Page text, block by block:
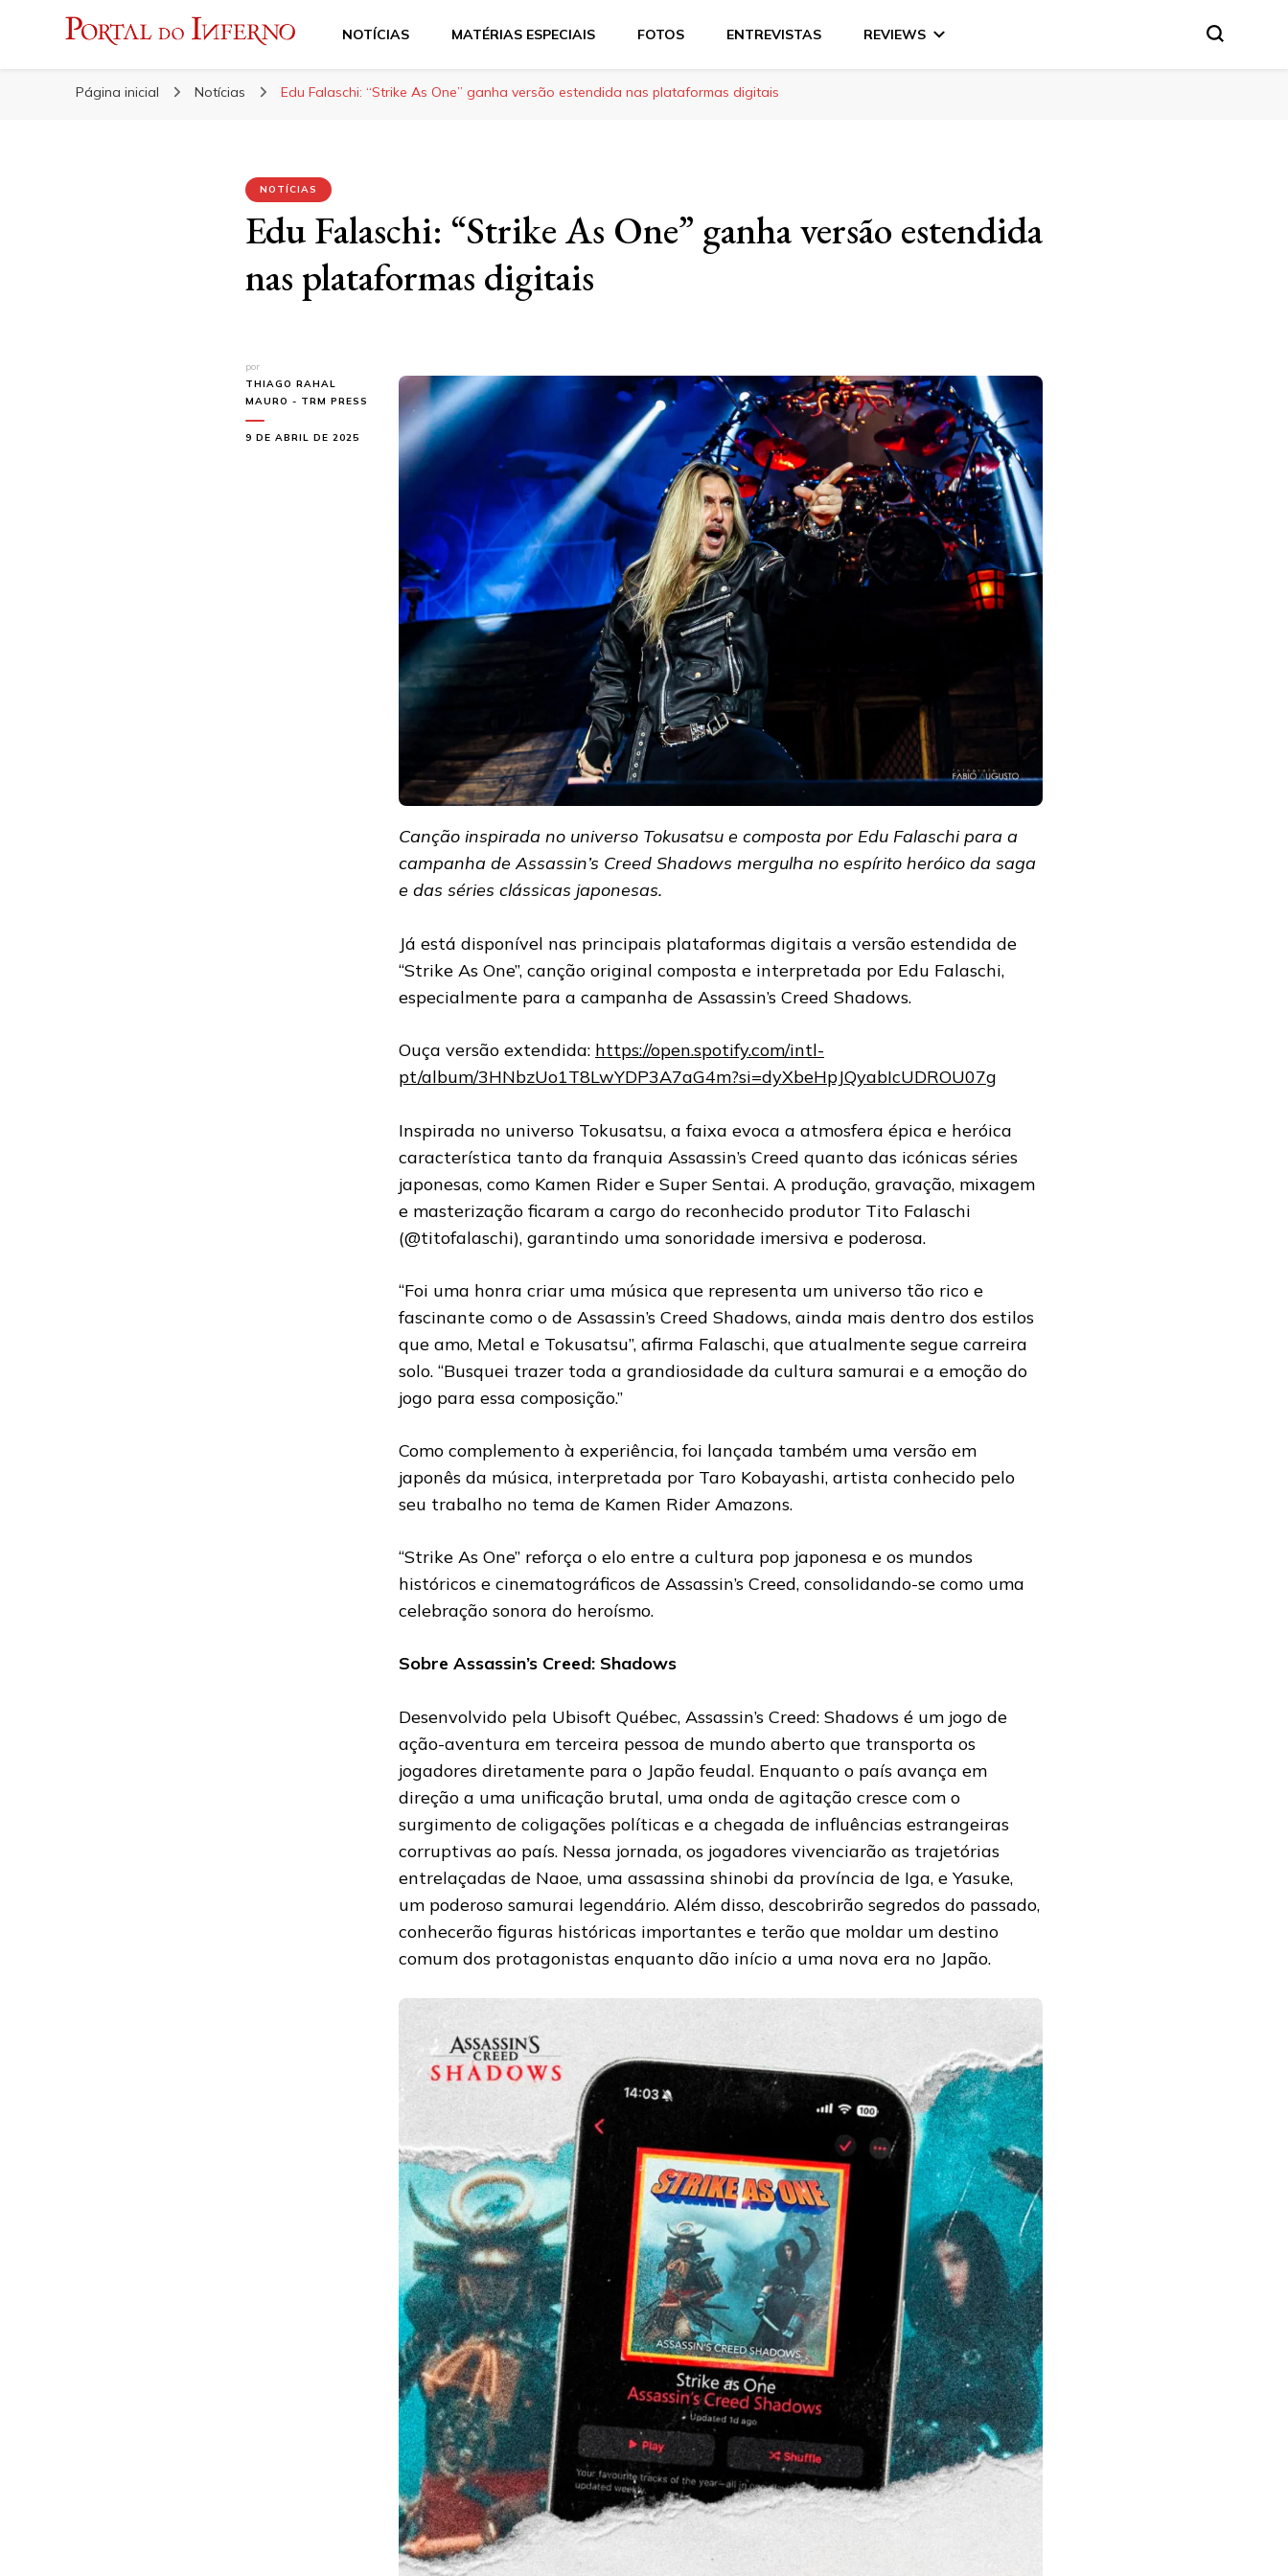
Portal do Inferno
NOTÍCIAS MATÉRIAS ESPECIAIS FOTOS ENTREVISTAS REVIEWS
Página inicial Notícias Edu Falaschi: “Strike As One” ganha versão estendida nas plataformas digitais
NOTÍCIAS
Edu Falaschi: “Strike As One” ganha versão estendida
nas plataformas digitais
por
THIAGO RAHAL
MAURO - TRM PRESS
9 DE ABRIL DE 2025
Canção inspirada no universo Tokusatsu e composta por Edu Falaschi para a
campanha de Assassin’s Creed Shadows mergulha no espírito heróico da saga
e das séries clássicas japonesas.
Já está disponível nas principais plataformas digitais a versão estendida de
“Strike As One”, canção original composta e interpretada por Edu Falaschi,
especialmente para a campanha de Assassin’s Creed Shadows.
Ouça versão extendida: https://open.spotify.com/intl-
pt/album/3HNbzUo1T8LwYDP3A7aG4m?si=dyXbeHpJQyabIcUDROU07g
Inspirada no universo Tokusatsu, a faixa evoca a atmosfera épica e heróica
característica tanto da franquia Assassin’s Creed quanto das icónicas séries
japonesas, como Kamen Rider e Super Sentai. A produção, gravação, mixagem
e masterização ficaram a cargo do reconhecido produtor Tito Falaschi
(@titofalaschi), garantindo uma sonoridade imersiva e poderosa.
“Foi uma honra criar uma música que representa um universo tão rico e
fascinante como o de Assassin’s Creed Shadows, ainda mais dentro dos estilos
que amo, Metal e Tokusatsu”, afirma Falaschi, que atualmente segue carreira
solo. “Busquei trazer toda a grandiosidade da cultura samurai e a emoção do
jogo para essa composição.”
Como complemento à experiência, foi lançada também uma versão em
japonês da música, interpretada por Taro Kobayashi, artista conhecido pelo
seu trabalho no tema de Kamen Rider Amazons.
“Strike As One” reforça o elo entre a cultura pop japonesa e os mundos
históricos e cinematográficos de Assassin’s Creed, consolidando-se como uma
celebração sonora do heroísmo.
Sobre Assassin’s Creed: Shadows
Desenvolvido pela Ubisoft Québec, Assassin’s Creed: Shadows é um jogo de
ação-aventura em terceira pessoa de mundo aberto que transporta os
jogadores diretamente para o Japão feudal. Enquanto o país avança em
direção a uma unificação brutal, uma onda de agitação cresce com o
surgimento de coligações políticas e a chegada de influências estrangeiras
corruptivas ao país. Nessa jornada, os jogadores vivenciarão as trajetórias
entrelaçadas de Naoe, uma assassina shinobi da província de Iga, e Yasuke,
um poderoso samurai legendário. Além disso, descobrirão segredos do passado,
conhecerão figuras históricas importantes e terão que moldar um destino
comum dos protagonistas enquanto dão início a uma nova era no Japão.